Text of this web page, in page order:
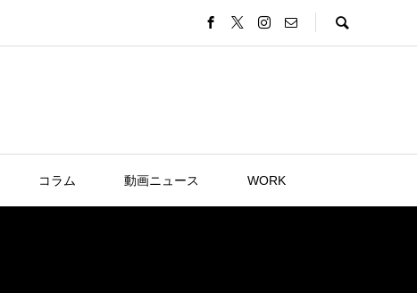
コラム 動画ニュース WORK